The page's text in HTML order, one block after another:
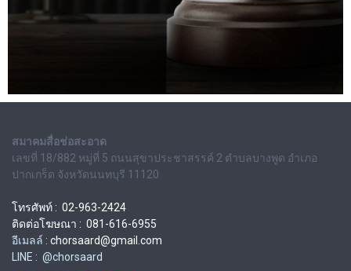
สมาคมสื่อช่อสะอาด
เลขที่ 18/882 หมู่ที่ 5 ถนนสุขาประชาสรรค์ 2 ตำบลบางพูด อำเภอ
ปากเกร็ด จังหวัดนนทบุรี 11120
โทรศัพท์ : 02-963-2424
ติดต่อโฆษณา : 081-616-6955
อีเมลล์ : chorsaard@gmail.com
LINE : @chorsaard